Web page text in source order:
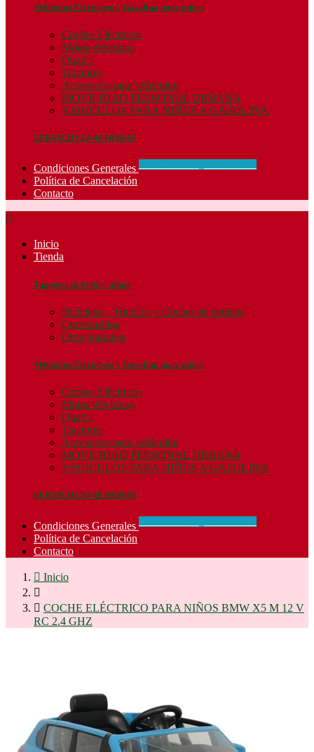
Vehículos Eléctricos y Gasolina para niños
Coches Eléctricos
Motos eléctricas
Quad's
Tractores
Accesorios para vehículos
MOVILIDAD PERSONAL URBANA
VEHICULOS PARA NIÑOS A GASOLINA
SERVICIO 24-48 HORAS
Condiciones Generales
Política de Cancelación
Contacto

Inicio
Tienda
Juguetes de bebé y niños
Bicicletas , Triciclos y Coches de pedales
Correpasillos
Otros juguetes
Vehículos Eléctricos y Gasolina para niños
Coches Eléctricos
Motos eléctricas
Quad's
Tractores
Accesorios para vehículos
MOVILIDAD PERSONAL URBANA
VEHICULOS PARA NIÑOS A GASOLINA
SERVICIO 24-48 HORAS
Condiciones Generales
Política de Cancelación
Contacto
 Inicio

 COCHE ELÉCTRICO PARA NIÑOS BMW X5 M 12 V
RC 2.4 GHZ